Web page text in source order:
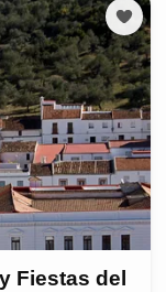
Fiestas del